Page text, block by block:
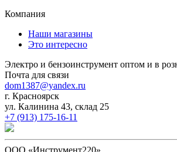
Компания
Наши магазины
Это интересно
Электро и бензоинструмент оптом и в
Почта для связи
dom1387@yandex.ru
г. Красноярск
ул. Калинина 43, склад 25
+7 (913) 175-16-11